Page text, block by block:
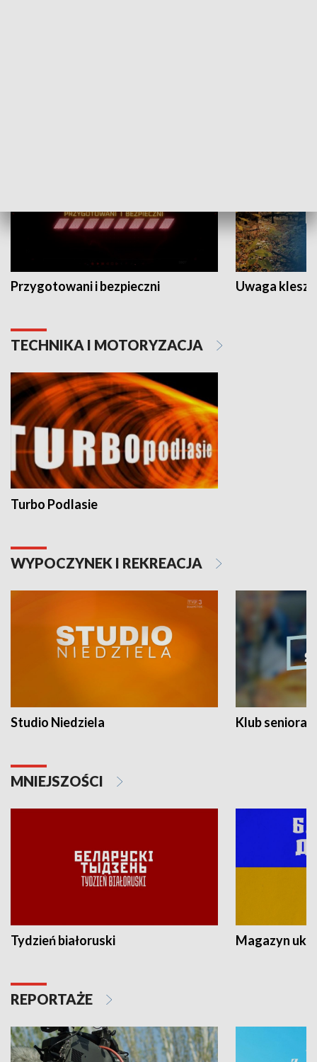
Przygotowani i bezpieczni Uwaga
TECHNIKA I MOTORYZACJA
Turbo Podlasie
WYPOCZYNEK I REKREACJA
Studio Niedziela Klub seniora
MNIEJSZOŚCI
Tydzień białoruski Magazyn
REPORTAŻE